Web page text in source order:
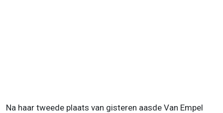
Na haar tweede plaats van gisteren aasde Van Empel